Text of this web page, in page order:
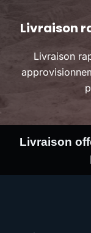
Livraison
Livraison
Livraison